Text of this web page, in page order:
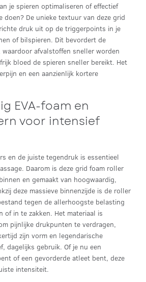
je spieren optimaliseren of effectief
doen? De unieke textuur van deze grid
druk uit op de triggerpoints in je
of bilspieren. Dit bevordert de
afvalstoffen sneller worden
bloed de spieren sneller bereikt. Het
en een aanzienlijk kortere
EVA-foam en
voor intensief
en de juiste tegendruk is essentieel
Daarom is deze grid foam roller
en gemaakt van hoogwaardig,
deze massieve binnenzijde is de roller
tegen de allerhoogste belasting
of in te zakken. Het materiaal is
pijnlijke drukpunten te verdragen,
zijn vorm en legendarische
dagelijks gebruik. Of je nu een
of een gevorderde atleet bent, deze
intensiteit.